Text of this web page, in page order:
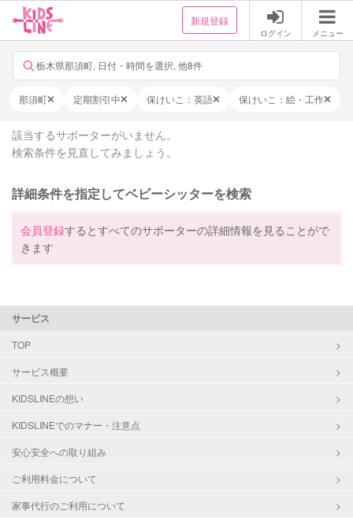
新規登録
ログイン メニュー
栃木県那須町, 日付・時間を選択, 他8件
那須町 定期割引中 保けいこ：英語 保けいこ：絵・工作
該当するサポーターがいません。
検索条件を見直してみましょう。
詳細条件を指定してベビーシッターを検索
会員登録するとすべてのサポーターの詳細情報を見ることがで
きます
サービス
TOP
サービス概要
KIDSLINEの想い
KIDSLINEでのマナー・注意点
安心安全への取り組み
ご利用料金について
家事代行のご利用について